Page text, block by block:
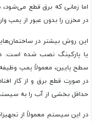
اما زمانی که برق قطع
در مخزن را بدون عبور از پمپ
این روش بیشتر در
یا پارکینگ نصب شده است.
سطح پایین، معمولاً پمپ وظیفه
در صورت قطع برق و از کار
حداقل بخشی از آب را به
در این سیستم معمولاً از